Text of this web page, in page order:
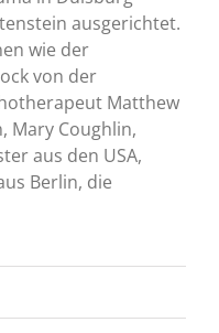
ausgerichtet.
wie der
von der
Matthew
Mary Coughlin,
aus den USA,
Berlin, die